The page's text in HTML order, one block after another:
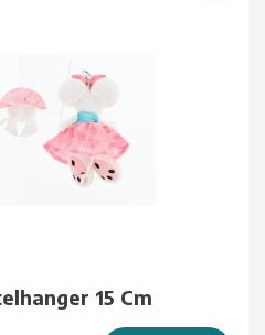
15 Cm